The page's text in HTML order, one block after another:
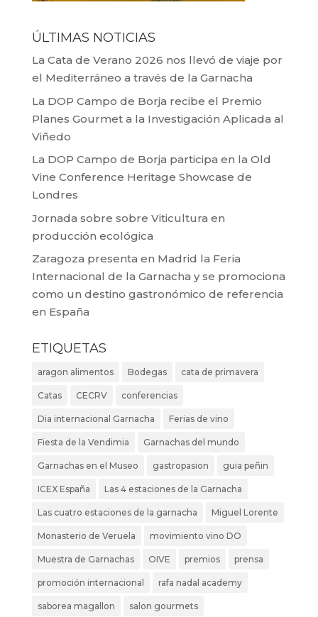
ÚLTIMAS NOTICIAS
La Cata de Verano 2026 nos llevó de viaje por
el Mediterráneo a través de la Garnacha
La DOP Campo de Borja recibe el Premio
Planes Gourmet a la Investigación Aplicada al
Viñedo
La DOP Campo de Borja participa en la Old
Vine Conference Heritage Showcase de
Londres
Jornada sobre sobre Viticultura en
producción ecológica
Zaragoza presenta en Madrid la Feria
Internacional de la Garnacha y se promociona
como un destino gastronómico de referencia
en España
ETIQUETAS
aragon alimentos Bodegas cata de primavera
Catas CECRV conferencias
Dia internacional Garnacha Ferias de vino
Fiesta de la Vendimia Garnachas del mundo
Garnachas en el Museo gastropasion guia peñin
ICEX España Las 4 estaciones de la Garnacha
Las cuatro estaciones de la garnacha Miguel Lorente
Monasterio de Veruela movimiento vino DO
Muestra de Garnachas OIVE premios prensa
promoción internacional rafa nadal academy
saborea magallon salon gourmets